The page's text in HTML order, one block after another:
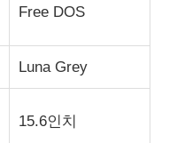
Free DOS
Luna Grey
15.6인치